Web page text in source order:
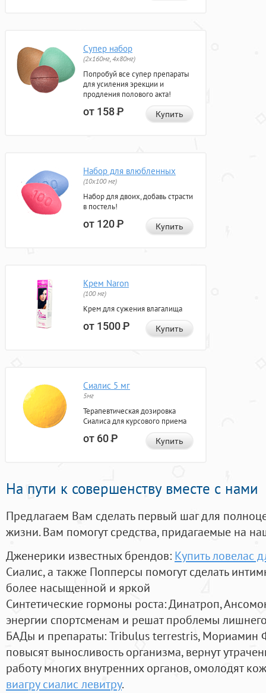
Супер набор
(2х160мг, 4х80мг)
Попробуй все супер препараты
для усиления эрекции и
продления полового акта!
от 158Р Купить
Набор для влюбленных
(10х100 мг)
Набор для двоих, добавь страсти
в постель!
от 120Р Купить
Крем Naron
(100 мг)
Крем для сужения влагалища
от 1500Р Купить
Сиалис 5 мг
5мг
Терапевтическая дозировка
Сиалиса для курсового приема
от 60Р Купить
На пути к совершенству вместе с нами
Предлагаем Вам сделать первый шаг для
жизни. Вам помогут средства, придагаемые на
Дженерики известных брендов: Купить ловелас
Сиалис, а также Попперсы помогут сделать
более насыщенной и яркой
Синтетические гормоны роста: Динатроп,
энергии спортсменам и решат проблемы
БАДы и препараты:Tribulus terrestris, Мориамин
повысят выносливость организма, вернут
работу многих внутренних органов, омолодят
виагру сиалис левитру.